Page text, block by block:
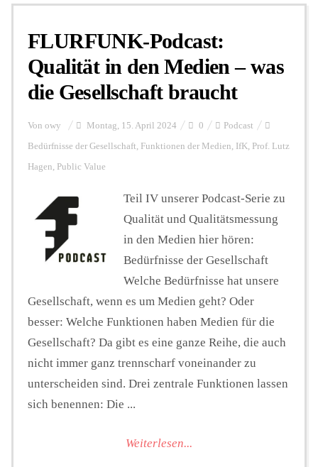
Personalien
Hintergrund
FUNKTURM-Beiträge
Podcast
Seminare
Unterstützen
FLURFUNK-Podcast:
Qualität in den Medien – was
die Gesellschaft braucht
Von owy Montag, 15. April 2024 0 Podcast
Bedürfnisse der Gesellschaft, Funktionen der Medien, IfK, Prof. Lutz
Hagen, Public Value
Teil IV unserer Podcast-Serie zu
Qualität und Qualitätsmessung
in den Medien hier hören:
Bedürfnisse der Gesellschaft
Welche Bedürfnisse hat unsere
Gesellschaft, wenn es um Medien geht? Oder
besser: Welche Funktionen haben Medien für die
Gesellschaft? Da gibt es eine ganze Reihe, die auch
nicht immer ganz trennscharf voneinander zu
unterscheiden sind. Drei zentrale Funktionen lassen
sich benennen: Die ...
Weiterlesen...